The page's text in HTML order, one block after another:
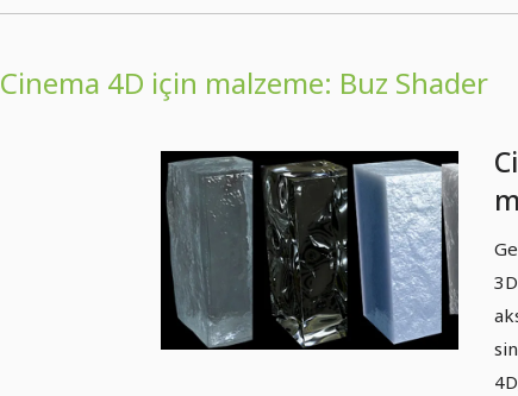
Cinema 4D için malzeme: Buz Shader